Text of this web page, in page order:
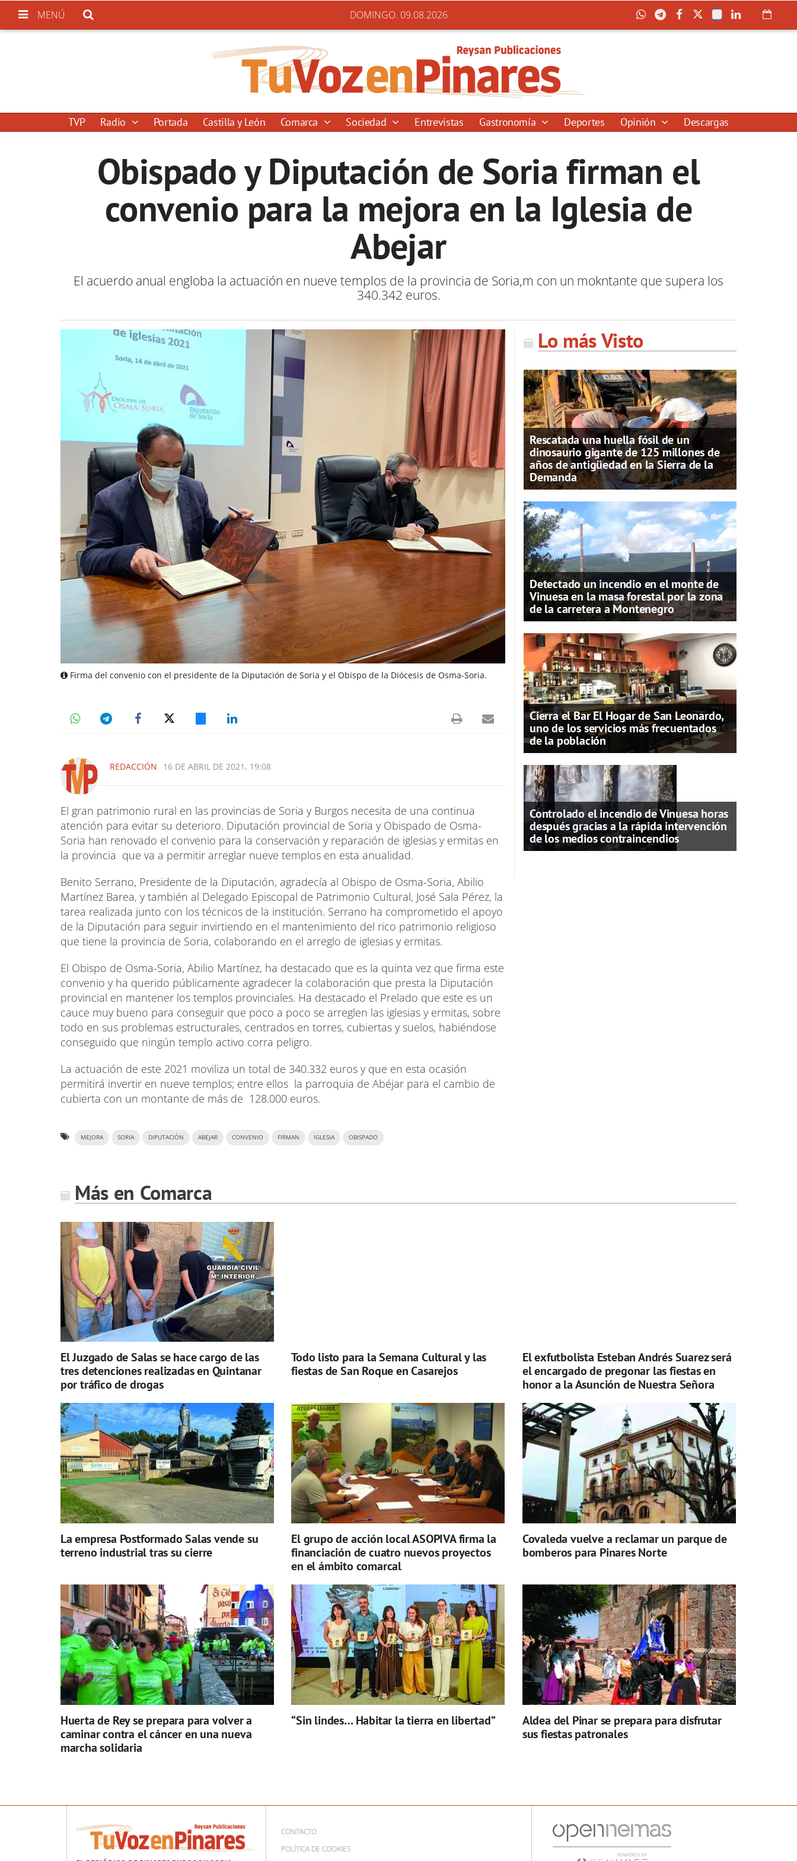
MENÚ DOMINGO. 09.08.2026
TVP Radio Portada Castilla y León Comarca Sociedad Entrevistas Gastronomía Deportes Opinión Descargas
Obispado y Diputación de Soria firman el
convenio para la mejora en la Iglesia de
Abejar
El acuerdo anual engloba la actuación en nueve templos de la provincia de Soria,m con un mokntante que supera los
340.342 euros.
Firma del convenio con el presidente de la Diputación de Soria y el Obispo de la Diócesis de Osma-Soria.
REDACCIÓN 16 DE ABRIL DE 2021, 19:08
El gran patrimonio rural en las provincias de Soria y Burgos necesita de una continua
atención para evitar su deterioro. Diputación provincial de Soria y Obispado de Osma-
Soria han renovado el convenio para la conservación y reparación de iglesias y ermitas en
la provincia que va a permitir arreglar nueve templos en esta anualidad.
Benito Serrano, Presidente de la Diputación, agradecía al Obispo de Osma-Soria, Abilio
Martínez Barea, y también al Delegado Episcopal de Patrimonio Cultural, José Sala Pérez, la
tarea realizada junto con los técnicos de la institución. Serrano ha comprometido el apoyo
de la Diputación para seguir invirtiendo en el mantenimiento del rico patrimonio religioso
que tiene la provincia de Soria, colaborando en el arreglo de iglesias y ermitas.
El Obispo de Osma-Soria, Abilio Martínez, ha destacado que es la quinta vez que firma este
convenio y ha querido públicamente agradecer la colaboración que presta la Diputación
provincial en mantener los templos provinciales. Ha destacado el Prelado que este es un
cauce muy bueno para conseguir que poco a poco se arreglen las iglesias y ermitas, sobre
todo en sus problemas estructurales, centrados en torres, cubiertas y suelos, habiéndose
conseguido que ningún templo activo corra peligro.
La actuación de este 2021 moviliza un total de 340.332 euros y que en esta ocasión
permitirá invertir en nueve templos; entre ellos la parroquia de Abéjar para el cambio de
cubierta con un montante de más de 128.000 euros.
MEJORA SORIA DIPUTACIÓN ABEJAR CONVENIO FIRMAN IGLESIA OBISPADO
Lo más Visto
Rescatada una huella fósil de un
dinosaurio gigante de 125 millones de
años de antigüedad en la Sierra de la
Demanda
Detectado un incendio en el monte de
Vinuesa en la masa forestal por la zona
de la carretera a Montenegro
Cierra el Bar El Hogar de San Leonardo,
uno de los servicios más frecuentados
de la población
Controlado el incendio de Vinuesa horas
después gracias a la rápida intervención
de los medios contraincendios
Más en Comarca
El Juzgado de Salas se hace cargo de las
tres detenciones realizadas en Quintanar
por tráfico de drogas
Todo listo para la Semana Cultural y las
fiestas de San Roque en Casarejos
El exfutbolista Esteban Andrés Suarez será
el encargado de pregonar las fiestas en
honor a la Asunción de Nuestra Señora
La empresa Postformado Salas vende su
terreno industrial tras su cierre
El grupo de acción local ASOPIVA firma la
financiación de cuatro nuevos proyectos
en el ámbito comarcal
Covaleda vuelve a reclamar un parque de
bomberos para Pinares Norte
Huerta de Rey se prepara para volver a
caminar contra el cáncer en una nueva
marcha solidaria
“Sin lindes… Habitar la tierra en libertad”
Aldea del Pinar se prepara para disfrutar
sus fiestas patronales
CONTACTO
POLÍTICA DE COOKIES